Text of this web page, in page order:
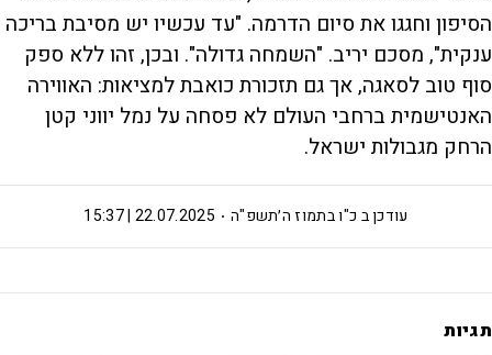
הסיפון וחגגו את סיום הדרמה. "עד עכשיו יש מסיבת בריכה
ענקית", מסכם יריב. "השמחה גדולה". ובכן, זהו ללא ספק
סוף טוב לסאגה, אך גם תזכורת כואבת למציאות: האווירה
האנטישמית ברחבי העולם לא פסחה על נמל יווני קטן
הרחק מגבולות ישראל.
כ"ו בתמוז ה׳תשפ"ה 22.07.2025 | 15:37 עודכן ב
תגיות